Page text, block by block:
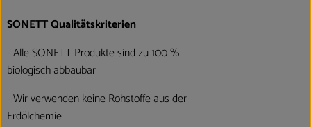
SONETT Qualitätskriterien
- Alle SONETT Produkte sind zu 100 %
biologisch abbaubar
- Wir verwenden keine Rohstoffe aus der
Erdölchemie